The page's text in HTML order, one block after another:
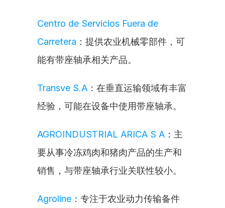
Centro de Servicios Fuera de
Carretera ：提供农业机械零部件，可
能有带座轴承相关产品。
Transve S.A ：在垂直运输领域有丰富
经验，可能在设备中使用带座轴承。
AGROINDUSTRIAL ARICA S A ：主
要从事冷冻鸡肉和猪肉产品的生产和
销售，与带座轴承行业关联性较小。
Agroline ：专注于农业动力传输备件